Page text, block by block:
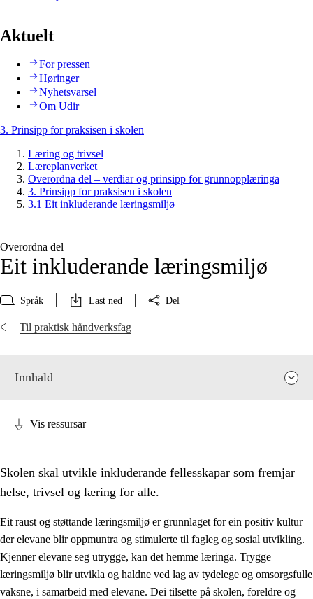
Aktuelt
For pressen
Høringer
Nyhetsvarsel
Om Udir
3. Prinsipp for praksisen i skolen
Læring og trivsel
Læreplanverket
Overordna del – verdiar og prinsipp for grunnopplæringa
3. Prinsipp for praksisen i skolen
3.1 Eit inkluderande læringsmiljø
Overordna del
Eit inkluderande læringsmiljø
Språk Last ned Del
Til praktisk håndverksfag
Innhald
Vis ressursar
Skolen skal utvikle inkluderande fellesskapar som fremjar
helse, trivsel og læring for alle.
Eit raust og støttande læringsmiljø er grunnlaget for ein positiv kultur
der elevane blir oppmuntra og stimulerte til fagleg og sosial utvikling.
Kjenner elevane seg utrygge, kan det hemme læringa. Trygge
læringsmiljø blir utvikla og haldne ved lag av tydelege og omsorgsfulle
vaksne, i samarbeid med elevane. Dei tilsette på skolen, foreldre og